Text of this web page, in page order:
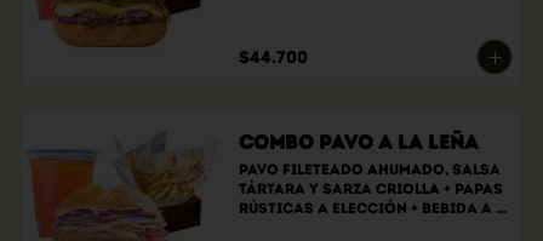
$44.700
Combo Pavo a la Leña
Pavo fileteado ahumado, salsa
tártara y sarza criolla + papas
rústicas a elección + bebida a